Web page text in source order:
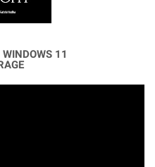
11